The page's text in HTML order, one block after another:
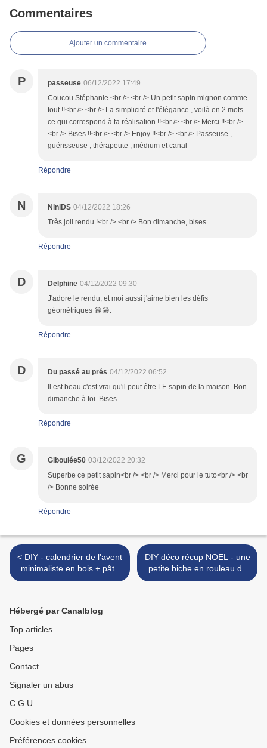
Commentaires
Ajouter un commentaire
P passeuse 06/12/2022 17:49
Coucou Stéphanie <br /> <br /> Un petit sapin mignon comme
tout !!<br /> <br /> La simplicité et l'élégance , voilà en 2 mots
ce qui correspond à ta réalisation !!<br /> <br /> Merci !!<br />
<br /> Bises !!<br /> <br /> Enjoy !!<br /> <br /> Passeuse ,
guérisseuse , thérapeute , médium et canal
Répondre
N NiniDS 04/12/2022 18:26
Très joli rendu !<br /> <br /> Bon dimanche, bises
Répondre
D Delphine 04/12/2022 09:30
J'adore le rendu, et moi aussi j'aime bien les défis
géométriques 😁😁.
Répondre
D Du passé au prés 04/12/2022 06:52
Il est beau c'est vrai qu'il peut être LE sapin de la maison. Bon
dimanche à toi. Bises
Répondre
G Giboulée50 03/12/2022 20:32
Superbe ce petit sapin<br /> <br /> Merci pour le tuto<br /> <br
/> Bonne soirée
Répondre
< DIY - calendrier de l'avent
minimaliste en bois + pâte
auto-durcissante maison
DIY déco récup NOEL - une
petite biche en rouleau de
carton >
Hébergé par Canalblog
Top articles
Pages
Contact
Signaler un abus
C.G.U.
Cookies et données personnelles
Préférences cookies